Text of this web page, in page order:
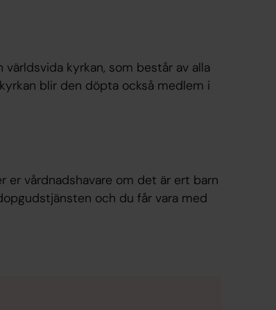
kyrkan, som består av alla
blir den döpta också medlem i
er vårdnadshavare om det är ert barn
och du får vara med